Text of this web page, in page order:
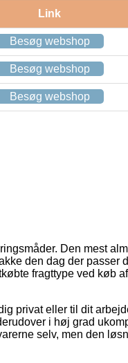
Link
Besøg webshop
Besøg webshop
Besøg webshop
Den mest
den dag der passer
fragttype ved køb
privat eller til dit
i høj grad
selv, men den